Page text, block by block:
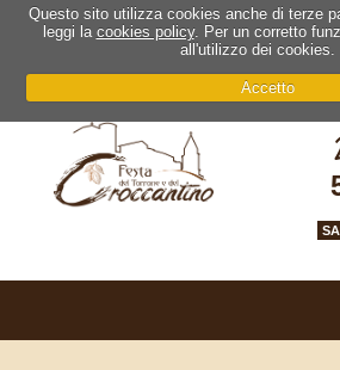
Questo sito utilizza cookies anche di terze
leggi la cookies policy. Per un corretto
all'utilizzo dei
Accetto